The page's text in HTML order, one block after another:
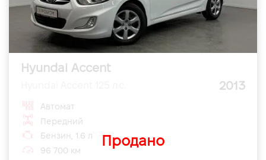
Hyundai Accent
2013
Продано
Автомат
Передний
Бензин, 1.6 л
96 700 км